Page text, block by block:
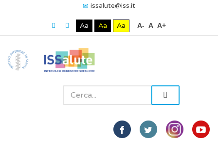
issalute@iss.it
Aa Aa Aa A- A A+